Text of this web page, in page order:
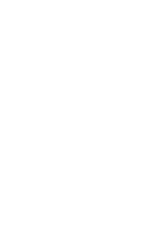
АКБ для